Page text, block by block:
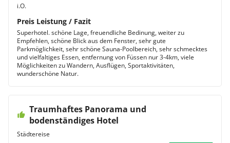
i.O.
Preis Leistung / Fazit
Superhotel. schöne Lage, freuendliche Bedinung, weiter zu
Empfehlen, schöne Blick aus dem Fenster, sehr gute
Parkmöglichkeit, sehr schöne Sauna-Poolbereich, sehr schmecktes
und vielfaltiges Essen, entfernung von Füssen nur 3-4km, viele
Möglichkeiten zu Wandern, Ausflügen, Sportaktivitäten,
wunderschöne Natur.
Traumhaftes Panorama und
bodenständiges Hotel
Städtereise